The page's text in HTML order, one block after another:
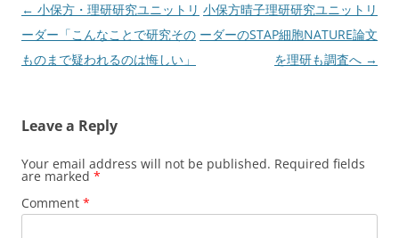
Post
navigation
← 小保方・理研研究ユニットリ
ーダー「こんなことで研究その
ものまで疑われるのは悔しい」
小保方晴子理研研究ユニットリ
ーダーのSTAP細胞NATURE論文
を理研も調査へ →
Leave a Reply
Your email address will not be published. Required fields
are marked *
Comment *